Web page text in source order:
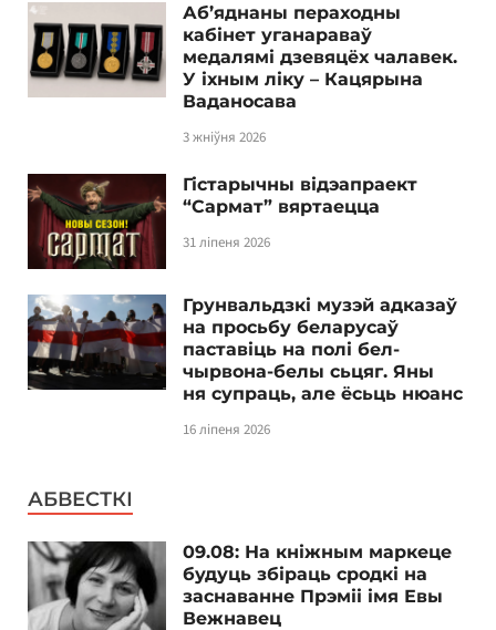
Аб’яднаны пераходны
кабінет уганараваў
медалямі дзевяцёх чалавек.
У іхным ліку – Кацярына
Ваданосава
3 жніўня 2026
Гістарычны відэапраект
“Сармат” вяртаецца
31 ліпеня 2026
Грунвальдзкі музэй адказаў
на просьбу беларусаў
паставіць на полі бел-
чырвона-белы сьцяг. Яны
ня супраць, але ёсьць нюанс
16 ліпеня 2026
АБВЕСТКІ
09.08: На кніжным маркеце
будуць збіраць сродкі на
заснаванне Прэміі імя Евы
Вежнавец